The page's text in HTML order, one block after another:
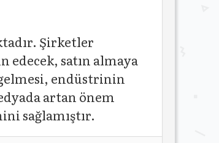
Şirketler
satın almaya
endüstrinin
artan önem
sağlamıştır.